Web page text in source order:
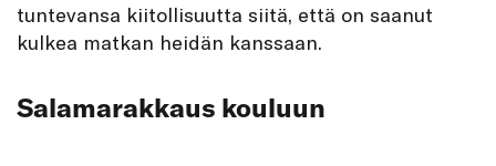
tuntevansa kiitollisuutta siitä, että on saanut
kulkea matkan heidän kanssaan.
Salamarakkaus kouluun